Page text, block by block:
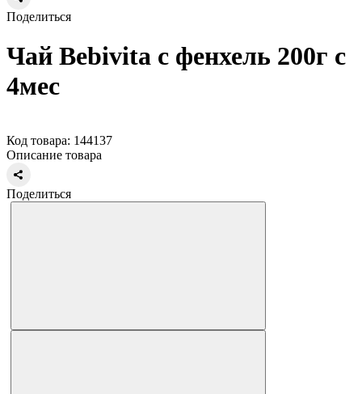
Поделиться
Чай Bebivita с фенхель 200г с
4мес
Код товара: 144137
Описание товара
Поделиться